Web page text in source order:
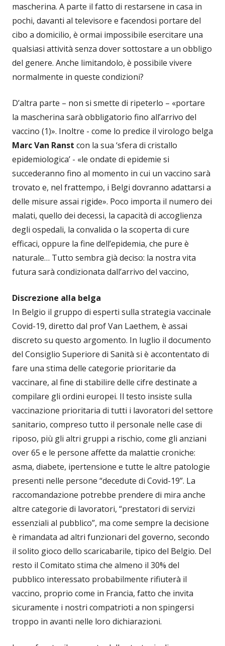
mascherina. A parte il fatto di restarsene in casa in
pochi, davanti al televisore e facendosi portare del
cibo a domicilio, è ormai impossibile esercitare una
qualsiasi attività senza dover sottostare a un obbligo
del genere. Anche limitandolo, è possibile vivere
normalmente in queste condizioni?
D’altra parte – non si smette di ripeterlo – «portare
la mascherina sarà obbligatorio fino all’arrivo del
vaccino (1)». Inoltre - come lo predice il virologo belga
Marc Van Ranst con la sua ‘sfera di cristallo
epidemiologica’ - «le ondate di epidemie si
succederanno fino al momento in cui un vaccino sarà
trovato e, nel frattempo, i Belgi dovranno adattarsi a
delle misure assai rigide». Poco importa il numero dei
malati, quello dei decessi, la capacità di accoglienza
degli ospedali, la convalida o la scoperta di cure
efficaci, oppure la fine dell’epidemia, che pure è
naturale… Tutto sembra già deciso: la nostra vita
futura sarà condizionata dall’arrivo del vaccino,
Discrezione alla belga
In Belgio il gruppo di esperti sulla strategia vaccinale
Covid-19, diretto dal prof Van Laethem, è assai
discreto su questo argomento. In luglio il documento
del Consiglio Superiore di Sanità si è accontentato di
fare una stima delle categorie prioritarie da
vaccinare, al fine di stabilire delle cifre destinate a
compilare gli ordini europei. Il testo insiste sulla
vaccinazione prioritaria di tutti i lavoratori del settore
sanitario, compreso tutto il personale nelle case di
riposo, più gli altri gruppi a rischio, come gli anziani
over 65 e le persone affette da malattie croniche:
asma, diabete, ipertensione e tutte le altre patologie
presenti nelle persone “decedute di Covid-19”. La
raccomandazione potrebbe prendere di mira anche
altre categorie di lavoratori, “prestatori di servizi
essenziali al pubblico”, ma come sempre la decisione
è rimandata ad altri funzionari del governo, secondo
il solito gioco dello scaricabarile, tipico del Belgio. Del
resto il Comitato stima che almeno il 30% del
pubblico interessato probabilmente rifiuterà il
vaccino, proprio come in Francia, fatto che invita
sicuramente i nostri compatrioti a non spingersi
troppo in avanti nelle loro dichiarazioni.